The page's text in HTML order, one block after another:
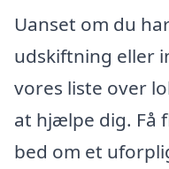
Uanset om du
udskiftning eller
vores liste over
at hjælpe dig. Få
bed om et